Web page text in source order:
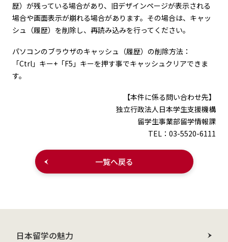
歴）が残っている場合があり、旧デザインページが表示される
場合や画面表示が崩れる場合があります。その場合は、キャッ
シュ（履歴）を削除し、再読み込みを行ってください。
パソコンのブラウザのキャッシュ（履歴）の削除方法：
「Ctrl」キー+「F5」キーを押す事でキャッシュクリアできま
す。
【本件に係る問い合わせ先】
独立行政法人日本学生支援機構
留学生事業部留学情報課
TEL：03-5520-6111
一覧へ戻る
日本留学の魅力